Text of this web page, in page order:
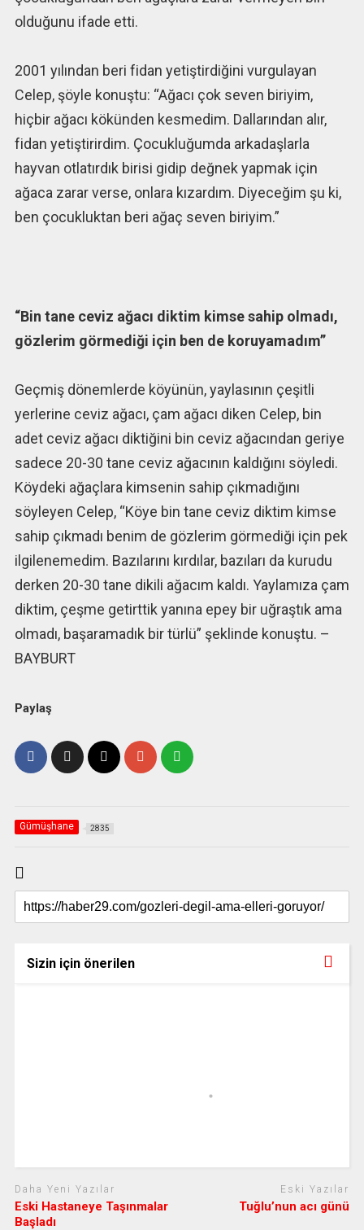
olduğunu ifade etti.
2001 yılından beri fidan yetiştirdiğini vurgulayan
Celep, şöyle konuştu: “Ağacı çok seven biriyim,
hiçbir ağacı kökünden kesmedim. Dallarından alır,
fidan yetiştirirdim. Çocukluğumda arkadaşlarla
hayvan otlatırdık birisi gidip değnek yapmak için
ağaca zarar verse, onlara kızardım. Diyeceğim şu ki,
ben çocukluktan beri ağaç seven biriyim.”
“Bin tane ceviz ağacı diktim kimse sahip olmadı,
gözlerim görmediği için ben de koruyamadım”
Geçmiş dönemlerde köyünün, yaylasının çeşitli
yerlerine ceviz ağacı, çam ağacı diken Celep, bin
adet ceviz ağacı diktiğini bin ceviz ağacından geriye
sadece 20-30 tane ceviz ağacının kaldığını söyledi.
Köydeki ağaçlara kimsenin sahip çıkmadığını
söyleyen Celep, “Köye bin tane ceviz diktim kimse
sahip çıkmadı benim de gözlerim görmediği için pek
ilgilenemedim. Bazılarını kırdılar, bazıları da kurudu
derken 20-30 tane dikili ağacım kaldı. Yaylamıza çam
diktim, çeşme getirttik yanına epey bir uğraştık ama
olmadı, başaramadık bir türlü” şeklinde konuştu. –
BAYBURT
Paylaş
Gümüşhane 2835
Sizin için önerilen
Daha Yeni Yazılar
Eski Hastaneye Taşınmalar
Başladı
Eski Yazılar
Tuğlu’nun acı günü